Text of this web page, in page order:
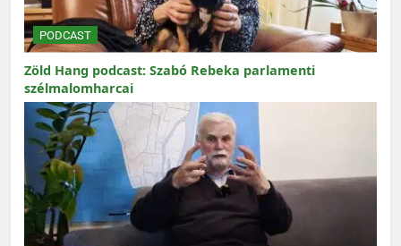
PODCAST
Zöld Hang podcast: Szabó Rebeka parlamenti
szélmalomharcai